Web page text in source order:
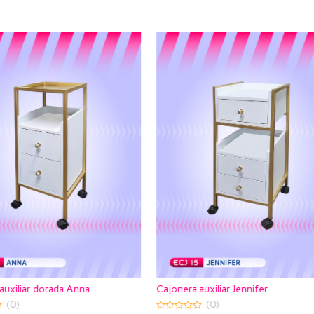
auxiliar Jennifer Organizador para maquillaje Ely